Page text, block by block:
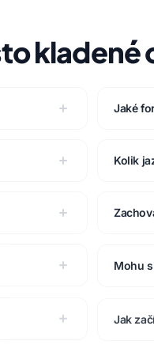
kladené
Jaké
Kolik
Mohu
Jak